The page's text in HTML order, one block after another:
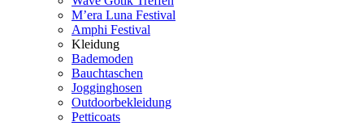
M’era Luna Festival
Amphi Festival
Kleidung
Bademoden
Bauchtaschen
Jogginghosen
Outdoorbekleidung
Petticoats